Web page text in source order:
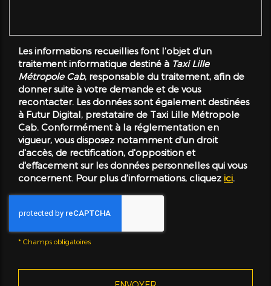
Les informations recueillies font l’objet d’un
traitement informatique destiné à Taxi Lille
Métropole Cab, responsable du traitement, afin de
donner suite à votre demande et de vous
recontacter. Les données sont également destinées
à Futur Digital, prestataire de Taxi Lille Métropole
Cab. Conformément à la réglementation en
vigueur, vous disposez notamment d'un droit
d'accès, de rectification, d'opposition et
d'effacement sur les données personnelles qui vous
concernent. Pour plus d’informations, cliquez ici.
* Champs obligatoires